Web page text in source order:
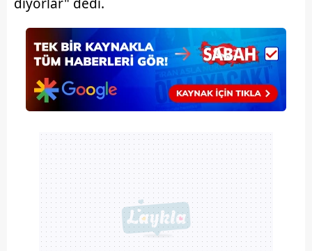
diyorlar" dedi.